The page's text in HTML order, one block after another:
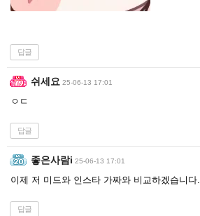
답글
쉬세요 25-06-13 17:01
ㅇㄷ
답글
좋은사람i 25-06-13 17:01
이제 저 미드와 인스타 가짜와 비교하겠습니다.
답글